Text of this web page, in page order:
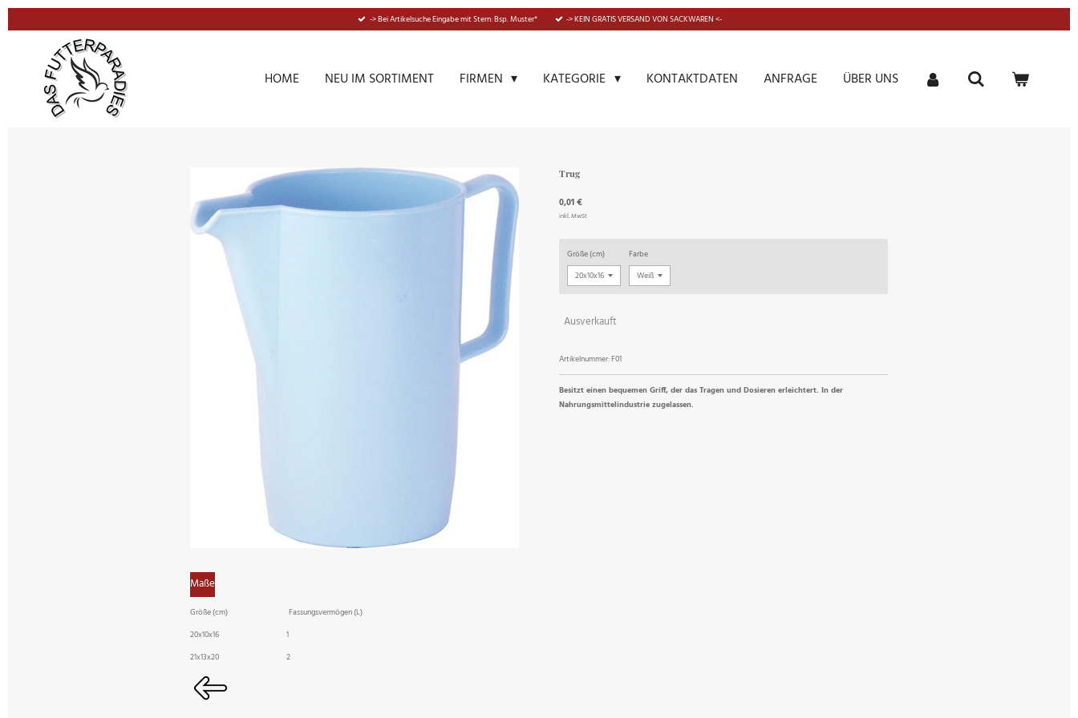
-> Bei Artikelsuche Eingabe mit Stern: Bsp. Muster* -> KEIN GRATIS VERSAND VON SACKWAREN <-
HOME NEU IM SORTIMENT FIRMEN KATEGORIE KONTAKTDATEN ANFRAGE ÜBER UNS
Trug
0,01 €
inkl. MwSt
Größe (cm) Farbe
Ausverkauft
Artikelnummer:F01
Besitzt einen bequemen Griff, der das Tragen und Dosieren erleichtert. In der
Nahrungsmittelindustrie zugelassen.
Maße
Größe (cm) Fassungsvermögen (L)
20x10x16 1
21x13x20 2